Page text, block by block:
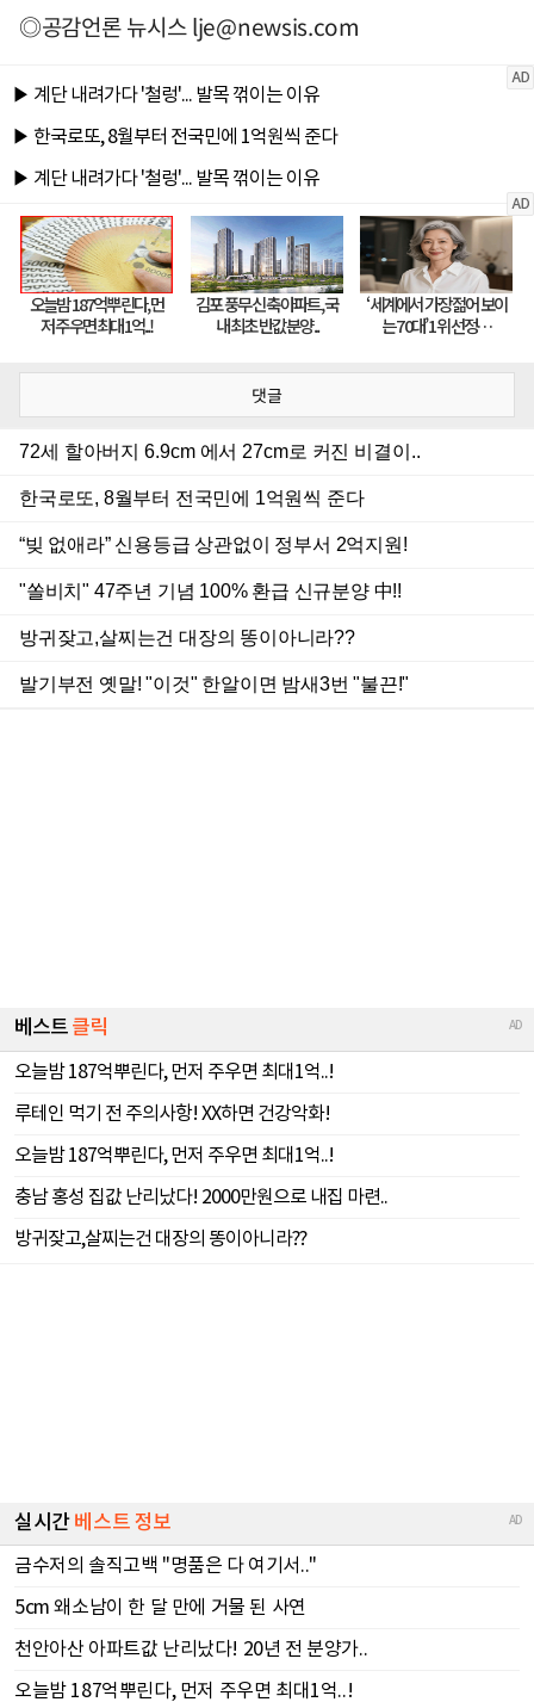
◎공감언론 뉴시스lje@newsis.com
댓글